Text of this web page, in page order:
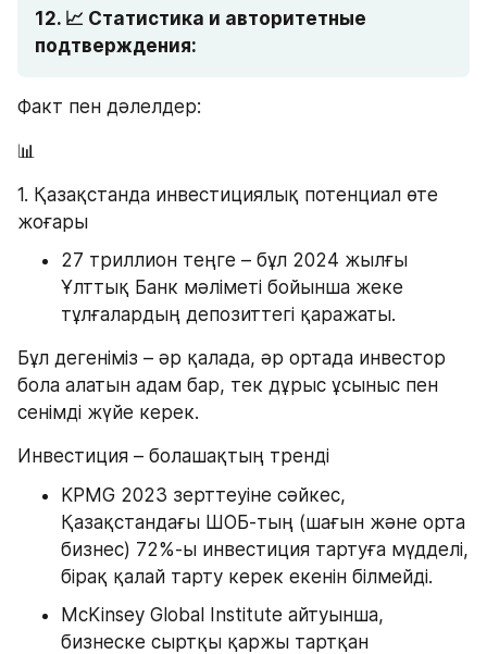
12. 📈 Статистика и авторитетные
подтверждения:
Факт пен дәлелдер:
📊
1. Қазақстанда инвестициялық потенциал өте
жоғары
27 триллион теңге – бұл 2024 жылғы
Ұлттық Банк мәліметі бойынша жеке
тұлғалардың депозиттегі қаражаты.
Бұл дегеніміз – әр қалада, әр ортада инвестор
бола алатын адам бар, тек дұрыс ұсыныс пен
сенімді жүйе керек.
Инвестиция – болашақтың тренді
KPMG 2023 зерттеуіне сәйкес,
Қазақстандағы ШОБ-тың (шағын және орта
бизнес) 72%-ы инвестиция тартуға мүдделі,
бірақ қалай тарту керек екенін білмейді.
McKinsey Global Institute айтуынша,
бизнеске сыртқы қаржы тартқан